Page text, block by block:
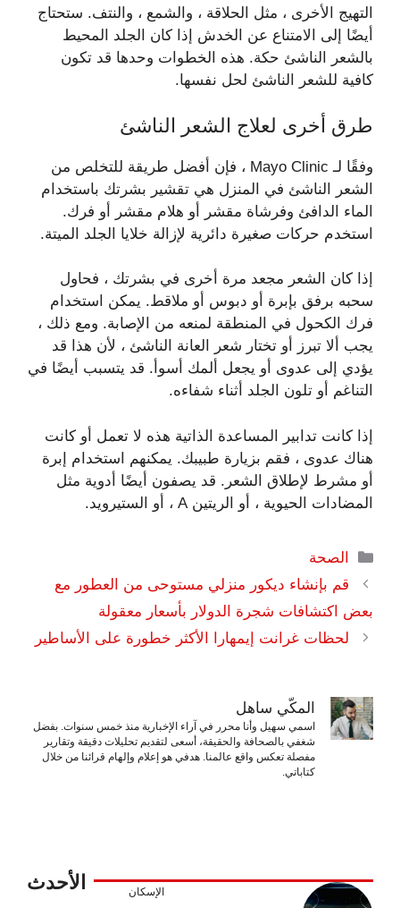
التهيج الأخرى ، مثل الحلاقة ، والشمع ، والنتف. ستحتاج
أيضًا إلى الامتناع عن الخدش إذا كان الجلد المحيط
بالشعر الناشئ حكة. هذه الخطوات وحدها قد تكون
كافية للشعر الناشئ لحل نفسها.
طرق أخرى لعلاج الشعر الناشئ
وفقًا لـ Mayo Clinic ، فإن أفضل طريقة للتخلص من
الشعر الناشئ في المنزل هي تقشير بشرتك باستخدام
الماء الدافئ وفرشاة مقشر أو هلام مقشر أو فرك.
استخدم حركات صغيرة دائرية لإزالة خلايا الجلد الميتة.
إذا كان الشعر مجعد مرة أخرى في بشرتك ، فحاول
سحبه برفق بإبرة أو دبوس أو ملاقط. يمكن استخدام
فرك الكحول في المنطقة لمنعه من الإصابة. ومع ذلك ،
يجب ألا تبرز أو تختار شعر العانة الناشئ ، لأن هذا قد
يؤدي إلى عدوى أو يجعل ألمك أسوأ. قد يتسبب أيضًا في
التناغم أو تلون الجلد أثناء شفاءه.
إذا كانت تدابير المساعدة الذاتية هذه لا تعمل أو كانت
هناك عدوى ، فقم بزيارة طبيبك. يمكنهم استخدام إبرة
أو مشرط لإطلاق الشعر. قد يصفون أيضًا أدوية مثل
المضادات الحيوية ، أو الريتين A ، أو الستيرويد.
التصنيفات
الصحة
قم بإنشاء ديكور منزلي مستوحى من العطور مع
بعض اكتشافات شجرة الدولار بأسعار معقولة
لحظات غرانت إيمهارا الأكثر خطورة على الأساطير
المكّي ساهل
اسمي سهيل وأنا محرر في آراء الإخبارية منذ خمس سنوات. بفضل
شغفي بالصحافة والحقيقة، أسعى لتقديم تحليلات دقيقة وتقارير
مفصلة تعكس واقع عالمنا. هدفي هو إعلام وإلهام قرائنا من خلال
كتاباتي.
الأحدث الإسكان